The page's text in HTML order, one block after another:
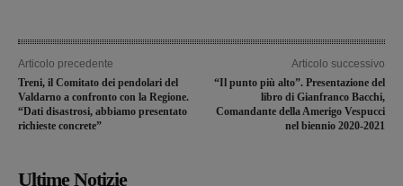
Articolo precedente
Treni, il Comitato dei pendolari del
Valdarno a confronto con la Regione.
“Dati disastrosi, abbiamo presentato
richieste concrete”
Articolo successivo
“Il punto più alto”. Presentazione del
libro di Gianfranco Bacchi,
Comandante della Amerigo Vespucci
nel biennio 2020-2021
Ultime Notizie